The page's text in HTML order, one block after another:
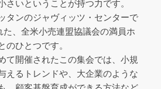
さいということが持つ力です。
タンのジャヴィッツ・センターで
た、全米小売連盟協議会の満員ホ
のひとつです。
て開催されたこの集会では、小規
えるトレンドや、大企業のような